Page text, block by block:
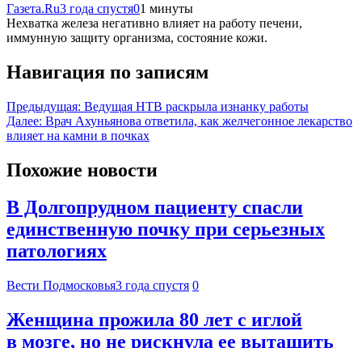
Газета.Ru3 года спустя01 минуты
Нехватка железа негативно влияет на работу печени,
иммунную защиту организма, состояние кожи.
Навигация по записям
Предыдущая: Ведущая НТВ раскрыла изнанку работы
Далее: Врач Ахуньянова ответила, как желчегонное лекарство
влияет на камни в почках
Похожие новости
В Долгопрудном пациенту спасли
единственную почку при серьезных
патологиях
Вести Подмосковья3 года спустя 0
Женщина прожила 80 лет с иглой
в мозге, но не рискнула ее вытащить